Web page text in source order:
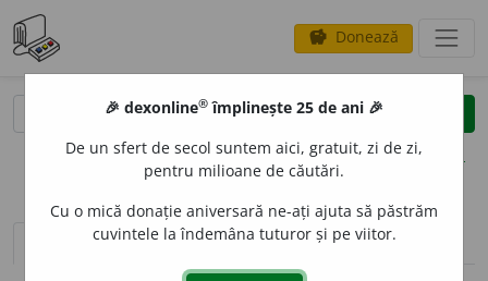
savings Donează
clear
opțiuni
definiții (1) pronunțievolume_up (50)
🎉 dexonline® împlinește 25 de ani 🎉
De un sfert de secol suntem aici, gratuit, zi de zi,
pentru milioane de căutări.
Cu o mică donație aniversară ne-ați ajuta să păstrăm
cuvintele la îndemâna tuturor și pe viitor.